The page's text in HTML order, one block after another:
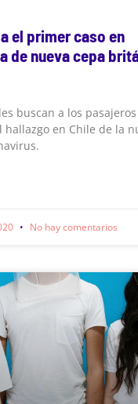
el primer caso en
de nueva cepa
buscan a los
hallazgo en Chile de la
No hay comentarios